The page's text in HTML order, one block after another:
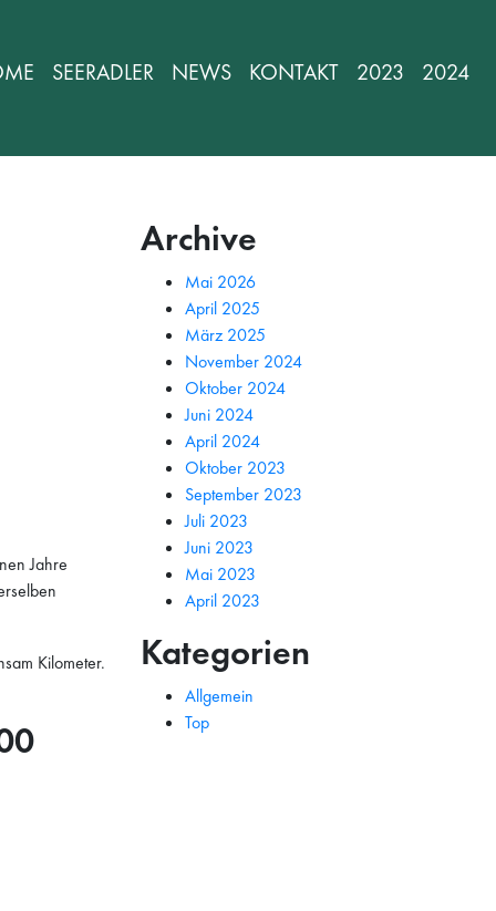
SEERADLER NEWS KONTAKT 2023 2024
Jahre
Kilometer.
Archive
Mai 2026
April 2025
März 2025
November 2024
Oktober 2024
Juni 2024
April 2024
Oktober 2023
September 2023
Juli 2023
Juni 2023
Mai 2023
April 2023
Kategorien
Allgemein
Top